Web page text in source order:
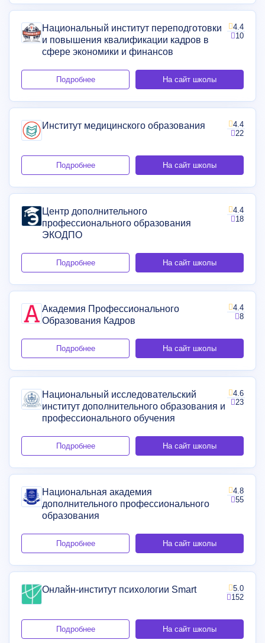
Национальный институт переподготовки
и повышения квалификации кадров в
сфере экономики и финансов
4.4
10
Подробнее На сайт школы
Институт медицинского образования
4.4
22
Подробнее На сайт школы
Центр дополнительного
профессионального образования
ЭКОДПО
4.4
18
Подробнее На сайт школы
Академия Профессионального
Образования Кадров
4.4
8
Подробнее На сайт школы
Национальный исследовательский
институт дополнительного образования и
профессионального обучения
4.6
23
Подробнее На сайт школы
Национальная академия
дополнительного профессионального
образования
4.8
55
Подробнее На сайт школы
Онлайн-институт психологии Smart
5.0
152
Подробнее На сайт школы